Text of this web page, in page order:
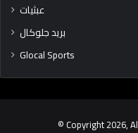
عبثيات
بريد جلوكال
Glocal Sports
© Copyright 2026,